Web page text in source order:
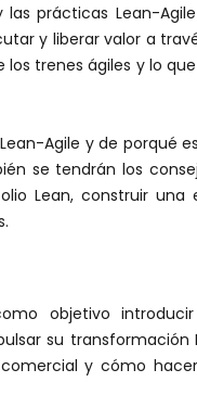
prácticas Lean-
y liberar valor a
trenes ágiles y lo
Agile y de porqué
se tendrán los
Lean, construir
objetivo
su transformación
y cómo